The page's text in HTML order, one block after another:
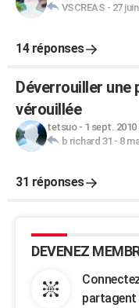
VSCREAS - 27
14 réponses
Déverrouiller une
vérouillée
tetsuo- 1 sept. 2010
b richard 31 - 8
31 réponses
DEVENEZ